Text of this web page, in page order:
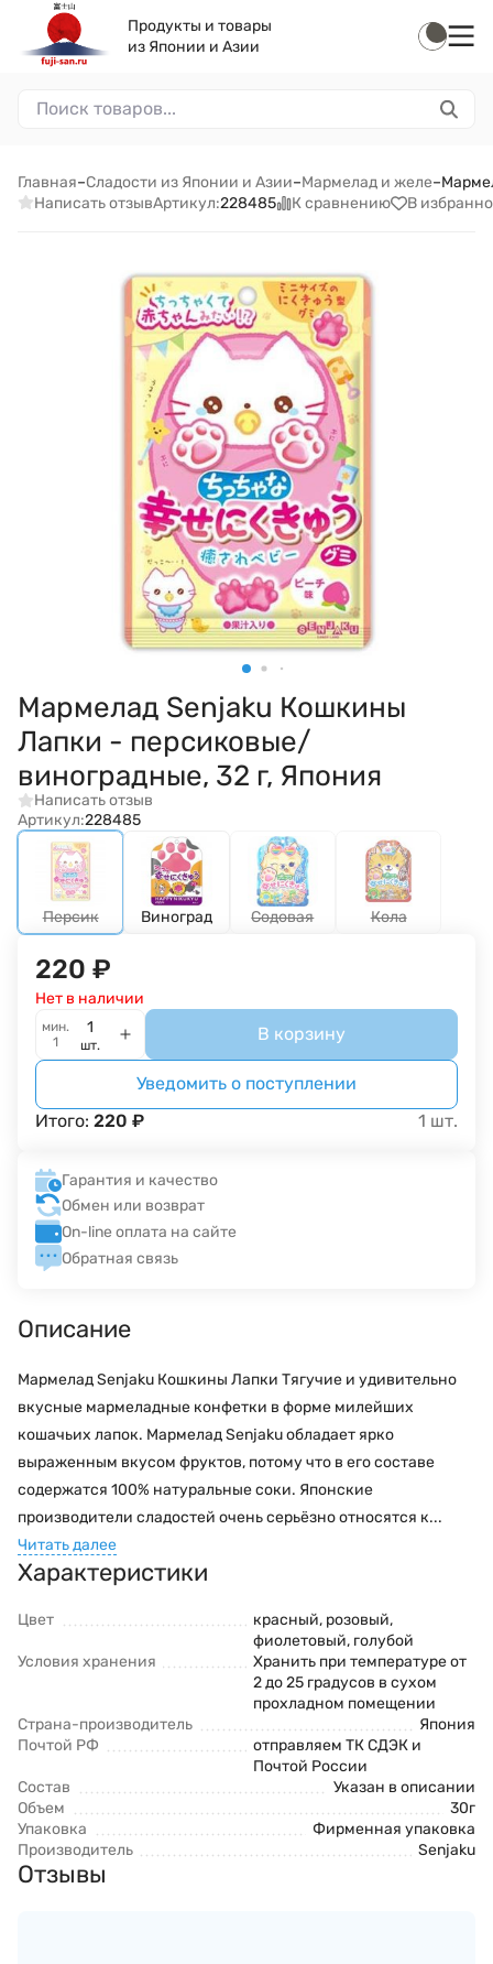
Продукты и товары
из Японии и Азии
Главная–Сладости из Японии и Азии–Мармелад и желе–
Написать отзывАртикул:228485 К сравнению В
Мармелад Senjaku Кошкины
Лапки - персиковые/
виноградные, 32 г, Япония
Написать отзыв
Артикул:228485
Персик Виноград Содовая Кола
220 ₽
Нет в наличии
мин.
1
шт.
В корзину
Уведомить о поступлении
Итого: 220 ₽ 1 шт.
Гарантия и качество
Обмен или возврат
On-line оплата на сайте
Обратная связь
Описание
Мармелад Senjaku Кошкины Лапки Тягучие и удивительно
вкусные мармеладные конфетки в форме милейших
кошачьих лапок. Мармелад Senjaku обладает ярко
выраженным вкусом фруктов, потому что в его составе
содержатся 100% натуральные соки. Японские
производители сладостей очень серьёзно относятся к...
Читать далее
Характеристики
Цвет красный, розовый,
фиолетовый, голубой
Условия хранения
Хранить при температуре от
2 до 25 градусов в сухом
прохладном помещении
Страна-производитель
Япония
Почтой РФ
отправляем ТК СДЭК и
Почтой России
Состав
Указан в описании
Объем
30г
Упаковка
Фирменная упаковка
Производитель
Senjaku
Отзывы